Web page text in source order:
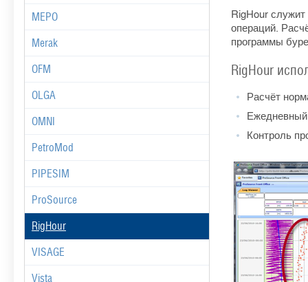
MEPO
Merak
OFM
OLGA
OMNI
PetroMod
PIPESIM
ProSource
RigHour
VISAGE
Vista
RigHour
операций.
программы
RigHour
Расчёт
Контроль